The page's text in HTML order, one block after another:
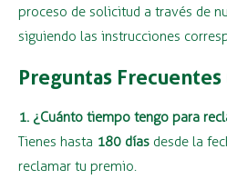
proceso de solicitud a través de
siguiendo las instrucciones
Preguntas Frecuentes
1. ¿Cuánto tiempo tengo para
Tienes hasta 180 días desde la
reclamar tu premio.